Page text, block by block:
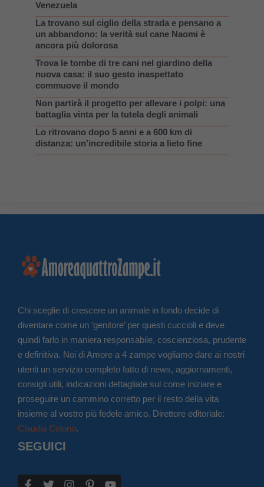
Venezuela
La trovano sul ciglio della strada e pensano a
un abbandono: la verità sul cane Naomi è
ancora più dolorosa
Trova le tombe di tre cani nel giardino della
nuova casa: il suo gesto inaspettato
commuove il mondo
Non partirà il progetto per allevare i polpi: una
battaglia vinta per la tutela degli animali
Lo ritrovano dopo 5 anni e a 600 km di
distanza: un’incredibile storia a lieto fine
Chi sceglie di crescere un animale in fondo decide di
diventare come un ‘genitore’ per questi cuccioli e deve
quindi farlo in maniera responsabile, coscienziosa, prudente
e definitiva. Noi di Amore a 4 zampe vogliamo dare ai nostri
utenti un servizio completo fatto di news, aggiornamenti,
consigli utili, indicazioni dettagliate sul come iniziare e
proseguire un cammino corretto per il resto della vita
insieme al vostro più fedele amico. Direttore editoriale:
Claudia Colono.
SEGUICI